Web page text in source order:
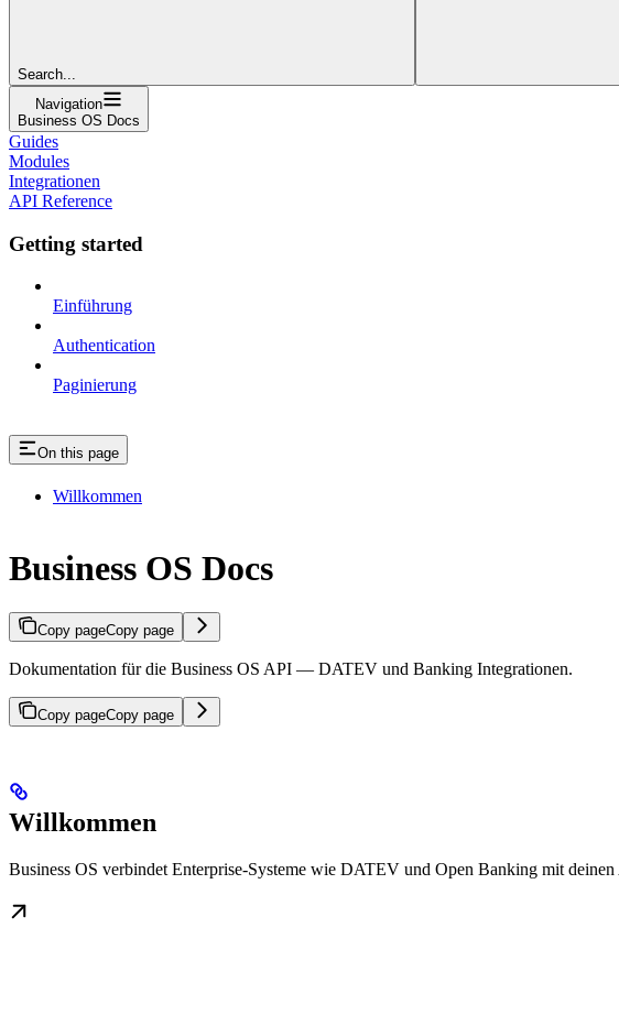
Search...
Navigation
Business OS Docs
Guides
Modules
Integrationen
API Reference
Getting started
Einführung
Authentication
Paginierung
On this page
Willkommen
Business OS Docs
Copy pageCopy page
Dokumentation für die Business OS API — DATEV und Banking Integrationen.
Copy pageCopy page
Willkommen
Business OS verbindet Enterprise-Systeme wie DATEV und Open Banking mit